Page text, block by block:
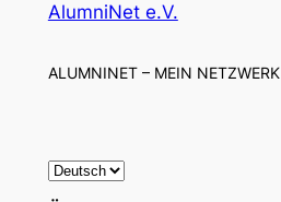
AlumniNet e.V.
ALUMNINET – MEIN NETZWERK
S
p